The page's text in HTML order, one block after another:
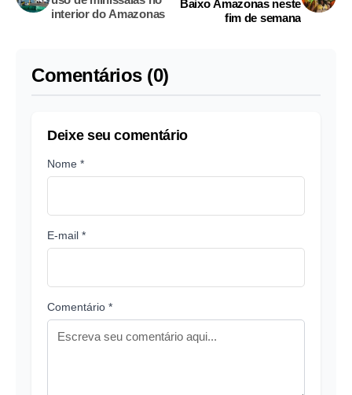
interior do Amazonas
Baixo Amazonas neste
fim de semana
Comentários (0)
Deixe seu comentário
Nome *
E-mail *
Comentário *